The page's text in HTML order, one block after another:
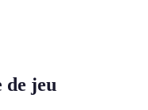
de jeu